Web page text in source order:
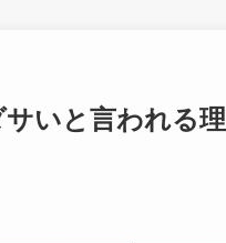
いと言われる